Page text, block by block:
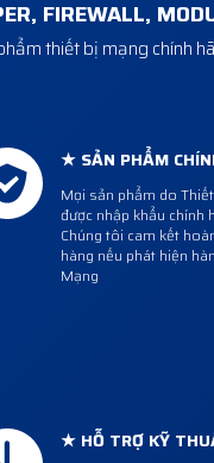
FIREWALL,
thiết bị mạng chính
★ SẢN PHẨM
Mọi sản phẩm do
được nhập khẩu chính
Chúng tôi cam kết
hàng nếu phát hiện
Mạng
★ HỖ TRỢ KỸ